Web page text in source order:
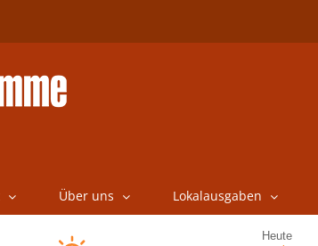
Über uns Lokalausgaben